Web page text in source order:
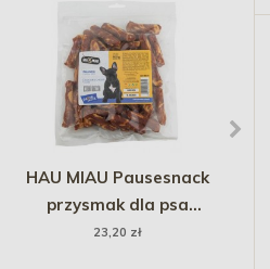
HAU MIAU Pausesnack
przysmak dla psa
paluszki z kaczką i serem
23,20 zł